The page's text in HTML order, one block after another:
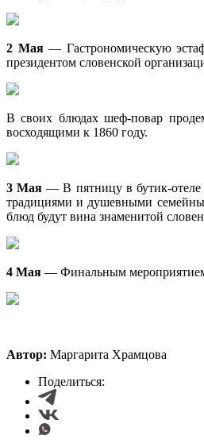
2 Мая— Гастрономическую
президентом словенской
В своих блюдах шеф-повар
восходящими к 1860 году.
3 Мая — В пятницу в бутик-отеле
традициями и душевными
блюд будут вина знаменитой
4 Мая — Финальным
Автор: Маргарита Храмцова
Поделиться: